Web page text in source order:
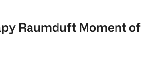
Raumduft Moment of